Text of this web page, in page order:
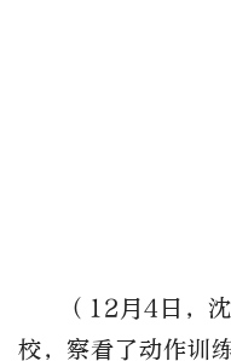
（12月4日，
校，察看了动作训